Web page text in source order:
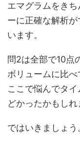
エマグラムをき
ーに正確な解析
います。
問2は全部で10点
ボリュームに比べ
ここで悩んでタ
どかったかもしれ
ではいきましょう